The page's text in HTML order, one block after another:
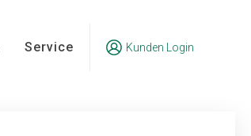
Service Kunden Login